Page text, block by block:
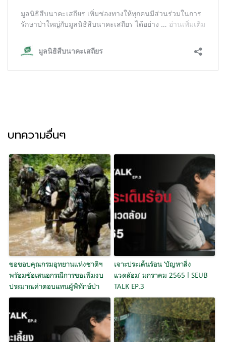
บทความอื่นๆ
ขอขอบคุณกรมอุทยานแห่งชาติฯ
พร้อมข้อเสนอกรณีการขอเพิ่มงบ
ประมาณค่าตอบแทนผู้พิทักษ์ป่า
เจาะประเด็นร้อน ‘ปัญหาสิ่ง
แวดล้อม’ มกราคม 2565 l SEUB
TALK EP.3